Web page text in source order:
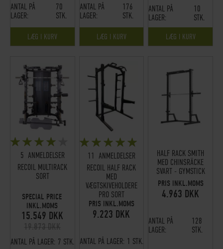
ANTAL PÅ
LAGER:
70
STK.
LÆG I KURV
ANTAL PÅ
LAGER:
176
STK.
LÆG I KURV
ANTAL PÅ
LAGER:
10
STK.
LÆG I KURV
BEDØMMELSE:
78%
5 ANMELDELSER
RECOIL MULTIRACK
SORT
SPECIAL PRICE
INKL.MOMS
15.549 DKK
19.873 DKK
ANTAL PÅ LAGER: 7 STK.
BEDØMMELSE:
100%
11 ANMELDELSER
RECOIL HALF RACK
MED
VÆGTSKIVEHOLDERE
PRO SORT
PRIS INKL.MOMS
9.223 DKK
ANTAL PÅ LAGER: 1 STK.
HALF RACK SMITH
MED CHINSRÄCKE
SVART - GYMSTICK
PRIS INKL.MOMS
4.963 DKK
ANTAL PÅ
LAGER:
128
STK.